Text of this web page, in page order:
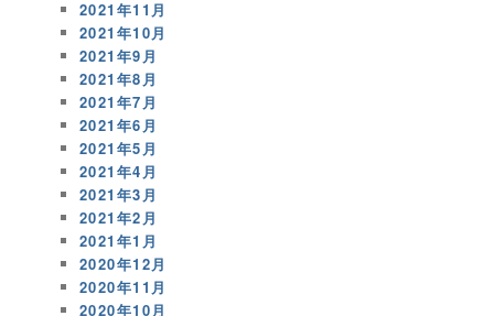
2021年11月
2021年10月
2021年9月
2021年8月
2021年7月
2021年6月
2021年5月
2021年4月
2021年3月
2021年2月
2021年1月
2020年12月
2020年11月
2020年10月